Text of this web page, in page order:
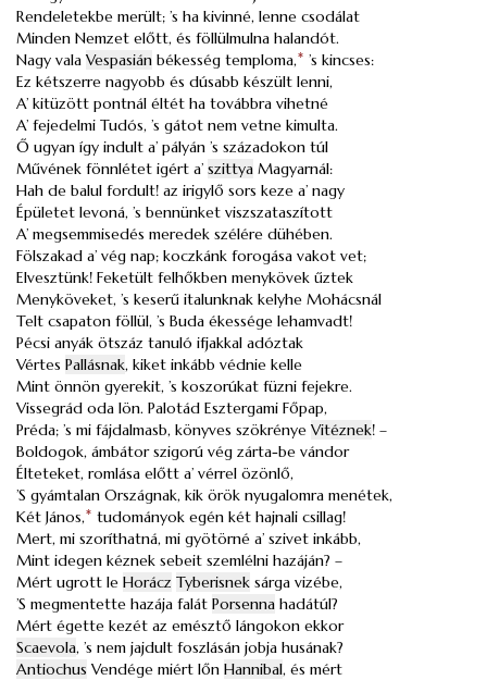
Rendeletekbe merült; ’s ha kivinné, lenne csodálat
Minden Nemzet előtt, és föllülmulna halandót.
Nagy vala Vespasián békesség temploma,* ’s kincses:
Ez kétszerre nagyobb és dúsabb készült lenni,
A’ kitüzött pontnál éltét ha továbbra vihetné
A’ fejedelmi Tudós, ’s gátot nem vetne kimulta.
Ő ugyan így indult a’ pályán ’s századokon túl
Művének fönnlétet igért a’ szittya Magyarnál:
Hah de balul fordult! az irigylő sors keze a’ nagy
Épületet levoná, ’s bennünket viszszataszított
A’ megsemmisedés meredek szélére dühében.
Fölszakad a’ vég nap; koczkánk forogása vakot vet;
Elvesztünk! Feketült felhőkben menykövek űztek
Menyköveket, ’s keserű italunknak kelyhe Mohácsnál
Telt csapaton föllül, ’s Buda ékessége lehamvadt!
Pécsi anyák ötszáz tanuló ifjakkal adóztak
Vértes Pallásnak, kiket inkább védnie kelle
Mint önnön gyerekit, ’s koszorúkat füzni fejekre.
Vissegrád oda lön. Palotád Esztergami Főpap,
Préda; ’s mi fájdalmasb, könyves szökrénye Vitéznek! –
Boldogok, ámbátor szigorú vég zárta-be vándor
Élteteket, romlása előtt a’ vérrel özönlő,
’S gyámtalan Országnak, kik örök nyugalomra menétek,
Két János,* tudományok egén két hajnali csillag!
Mert, mi szoríthatná, mi gyötörné a’ szivet inkább,
Mint idegen kéznek sebeit szemlélni hazáján? –
Mért ugrott le Horácz Tyberisnek sárga vizébe,
’S megmentette hazája falát Porsenna hadátúl?
Mért égette kezét az emésztő lángokon ekkor
Scaevola, ’s nem jajdult foszlásán jobja husának?
Antiochus Vendége miért lőn Hannibal, és mért